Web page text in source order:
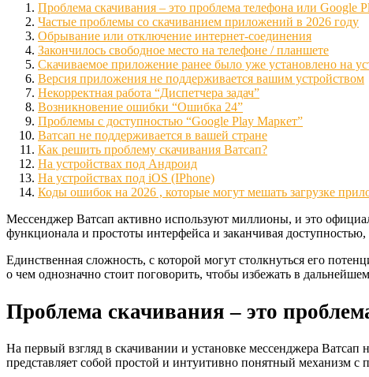
Проблема скачивания – это проблема телефона или Google
Частые проблемы со скачиванием приложений в 2026 году
Обрывание или отключение интернет-соединения
Закончилось свободное место на телефоне / планшете
Скачиваемое приложение ранее было уже установлено на
Версия приложения не поддерживается вашим устройством
Некорректная работа “Диспетчера задач”
Возникновение ошибки “Ошибка 24”
Проблемы с доступностью “Google Play Маркет”
Ватсап не поддерживается в вашей стране
Как решить проблему скачивания Ватсап?
На устройствах под Андроид
На устройствах под iOS (IPhone)
Коды ошибок на 2026 , которые могут мешать загрузке
Мессенджер Ватсап активно используют миллионы, и это
функционала и простоты интерфейса и заканчивая
Единственная сложность, с которой могут столкнуться его
о чем однозначно стоит поговорить, чтобы избежать в
Проблема скачивания – это
На первый взгляд в скачивании и установке мессенджера
представляет собой простой и интуитивно понятный механизм с